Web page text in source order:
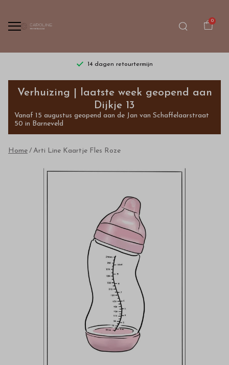
0
14 dagen retourtermijn
Arti
Line
Kaartje
Fles
Roze
kinderkleding
Verhuizing | laatste week geopend aan
Dijkje 13
Vanaf 15 augustus geopend aan de Jan van Schaffelaarstraat
50 in Barneveld
Home Arti Line Kaartje Fles Roze